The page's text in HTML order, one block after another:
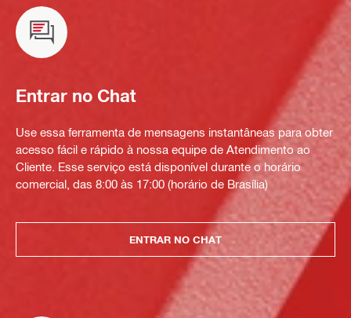
Entrar no Chat
Use essa ferramenta de mensagens instantâneas para obter
acesso fácil e rápido à nossa equipe de Atendimento ao
Cliente. Esse serviço está disponível durante o horário
comercial, das 8:00 às 17:00 (horário de Brasília)
ENTRAR NO CHAT